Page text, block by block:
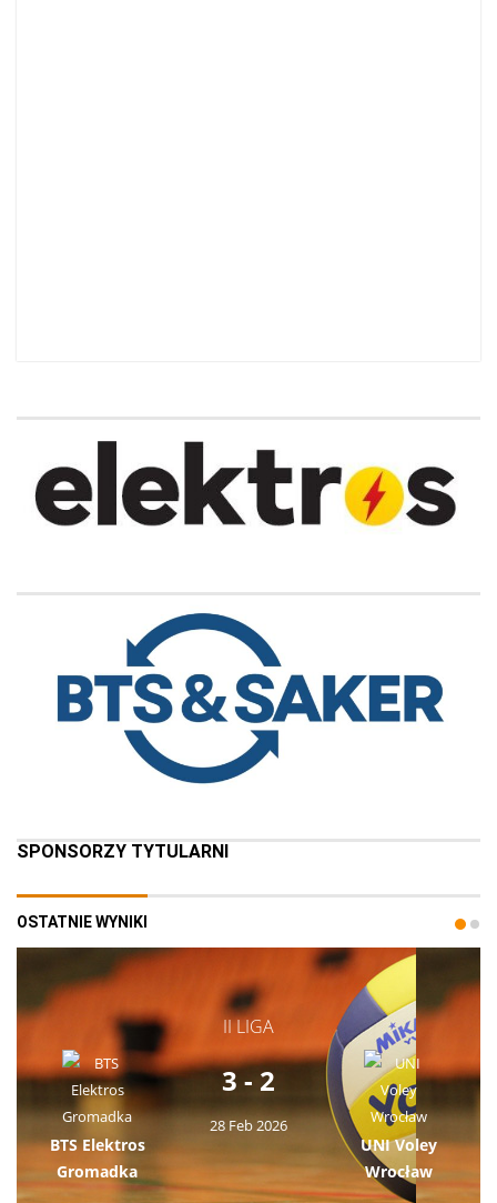
SPONSORZY TYTULARNI
OSTATNIE WYNIKI
II LIGA
BTS Elektros
Gromadka
3 - 2
28 Feb 2026
UNI Voley
Wrocław